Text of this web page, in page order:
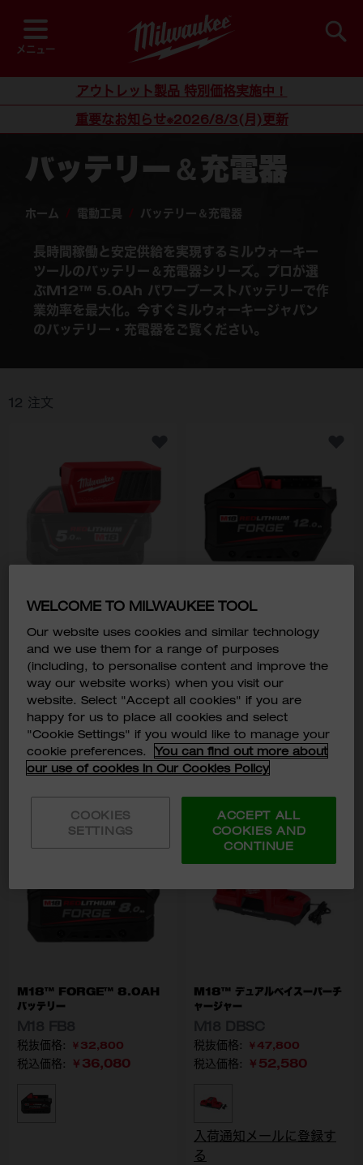
メニュー
検索
コンテンツにスキップアウトレット製品 特別価格実施中！
重要なお知らせ※2026/8/3(月)更新
バッテリー＆充電器
ホーム / 電動工具 / バッテリー＆充電器
長時間稼働と安定供給を実現するミルウォーキー
ツールのバッテリー＆充電器シリーズ。プロが選
ぶM12™ 5.0Ah パワーブーストバッテリーで作
業効率を最大化。今すぐミルウォーキージャパン
のバッテリー・充電器をご覧ください。
12 注文
M18™ TOP-OFF USB-C
M18 TC-0
￥9,800
税込価格: ￥10,780
型番M18 TC-0 APJM18 TC-501 LR JP
カートに入れる
M18™ FORGE™ 12.0AH
M18 FB12
￥39,800
税込価格: ￥43,780
型番M18 FB12 JP
カートに入れる
M18™ FORGE™ 8.0AH
バッテリー
￥32,800
税込価格: ￥36,080
型番M18 FB8 JP
M18™ デュアルベイスーパーチ
ャージャー
￥47,800
税込価格: ￥52,580
型番M18 DBSC JP
入荷通知メールに登録す
る
WELCOME TO MILWAUKEE TOOL
Our website uses cookies and similar technology
and we use them for a range of purposes
(including, to personalise content and improve the
way our website works) when you visit our
website. Select "Accept all cookies" if you are
happy for us to place all cookies and select
"Cookie Settings" if you would like to manage your
cookie preferences.
You can find out more about
our use of cookies in Our Cookies Policy
COOKIES
SETTINGS
ACCEPT ALL
COOKIES AND
CONTINUE